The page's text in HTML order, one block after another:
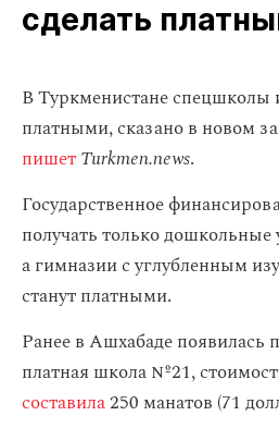
сделать
В Туркменистане спецшколы
платными, сказано в новом
пишетTurkmen.news.
Государственное
получать только
а гимназии с углубленным
станут платными.
Ранее в Ашхабаде появилась
платная школа №21,
составила250 манатов (71